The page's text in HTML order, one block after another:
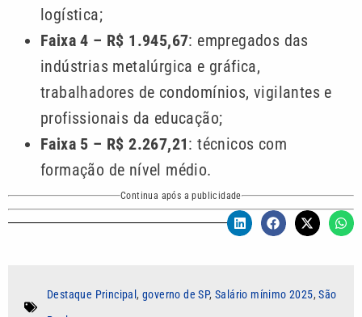
logística;
Faixa 4 – R$ 1.945,67: empregados das
indústrias metalúrgica e gráfica,
trabalhadores de condomínios, vigilantes e
profissionais da educação;
Faixa 5 – R$ 2.267,21: técnicos com
formação de nível médio.
Continua após a publicidade
Destaque Principal ,governo de SP,Salário mínimo 2025,São